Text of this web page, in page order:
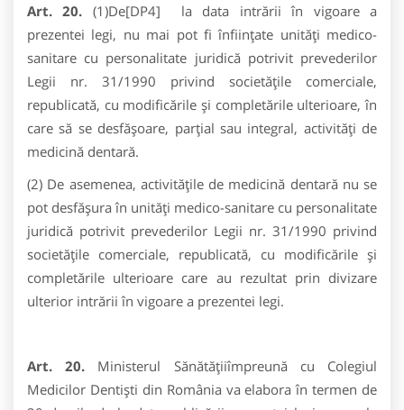
Art. 20. (1)De[DP4] la data intrării în vigoare a
prezentei legi, nu mai pot fi înființate unităţi medico-
sanitare cu personalitate juridică potrivit prevederilor
Legii nr. 31/1990 privind societăţile comerciale,
republicată, cu modificările şi completările ulterioare, în
care să se desfășoare, parțial sau integral, activități de
medicină dentară.
(2) De asemenea, activitățile de medicină dentară nu se
pot desfășura în unități medico-sanitare cu personalitate
juridică potrivit prevederilor Legii nr. 31/1990 privind
societăţile comerciale, republicată, cu modificările şi
completările ulterioare care au rezultat prin divizare
ulterior intrării în vigoare a prezentei legi.
Art. 20. Ministerul Sănătăţiiîmpreună cu Colegiul
Medicilor Dentişti din România va elabora în termen de